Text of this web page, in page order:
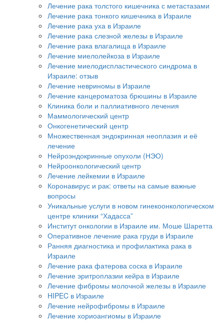
Лечение рака толстого кишечника с метастазами
Лечение рака тонкого кишечника в Израиле
Лечение рака уха в Израиле
Лечение рака слезной железы в Израиле
Лечение рака влагалища в Израиле
Лечение миелолейкоза в Израиле
Лечение миелодиспластического синдрома в
Израиле: отзыв
Лечение невриномы в Израиле
Лечение канцероматоза брюшины в Израиле
Клиника боли и паллиативного лечения
Маммологический центр
Онкогенетический центр
Множественная эндокринная неоплазия и её
лечение
Нейроэндокринные опухоли (НЭО)
Нейроонкологический центр
Лечение лейкемии в Израиле
Коронавирус и рак: ответы на самые важные
вопросы
Уникальные услуги в новом гинекоонкологическом
центре клиники “Хадасса”
Институт онкологии в Израиле им. Моше Шаретта
Оперативное лечение рака груди в Израиле
Ранняя диагностика и профилактика рака в
Израиле
Лечение рака фатерова соска в Израиле
Лечение эритроплазии кейра в Израиле
Лечение фибромы молочной железы в Израиле
HIPEC в Израиле
Лечение нейрофибромы в Израиле
Лечение хориоангиомы в Израиле